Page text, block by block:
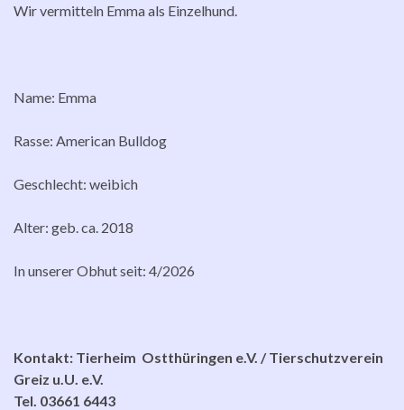
Wir vermitteln Emma als Einzelhund.
Name: Emma
Rasse: American Bulldog
Geschlecht: weibich
Alter: geb. ca. 2018
In unserer Obhut seit: 4/2026
Kontakt: Tierheim Ostthüringen e.V. / Tierschutzverein
Greiz u.U. e.V.
Tel. 03661 6443